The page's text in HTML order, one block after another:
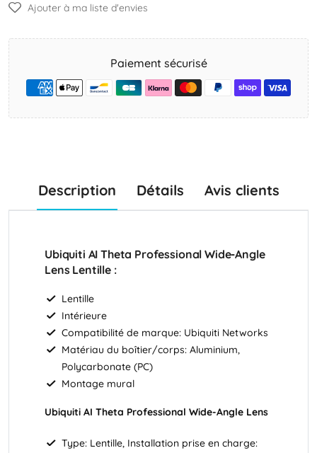
Ajouter à ma liste d'envies
Paiement sécurisé
Description Détails Avis clients
Ubiquiti AI Theta Professional Wide-Angle
Lens Lentille :
Lentille
Intérieure
Compatibilité de marque: Ubiquiti Networks
Matériau du boîtier/corps: Aluminium,
Polycarbonate (PC)
Montage mural
Ubiquiti AI Theta Professional Wide-Angle Lens
Type: Lentille, Installation prise en charge: